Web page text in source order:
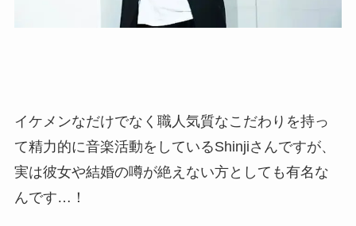
イケメンなだけでなく職人気質なこだわりを持っ
て精力的に音楽活動をしているShinjiさんですが、
実は彼女や結婚の噂が絶えない方としても有名な
んです…！